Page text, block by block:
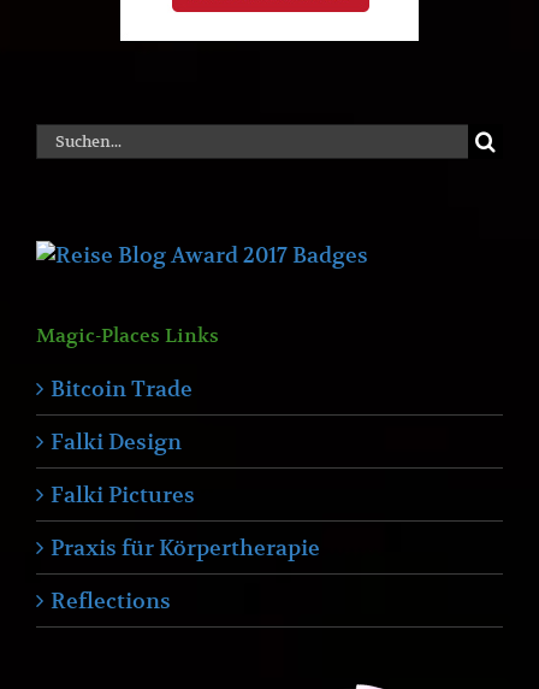
Suche
nach:
Magic-Places Links
Bitcoin Trade
Falki Design
Falki Pictures
Praxis für Körpertherapie
Reflections